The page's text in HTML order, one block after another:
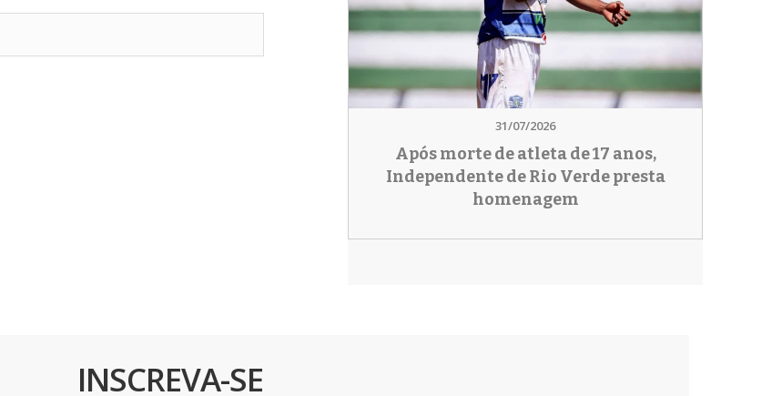
31/07/2026
Após morte de atleta de 17 anos,
Independente de Rio Verde presta
homenagem
INSCREVA-SE